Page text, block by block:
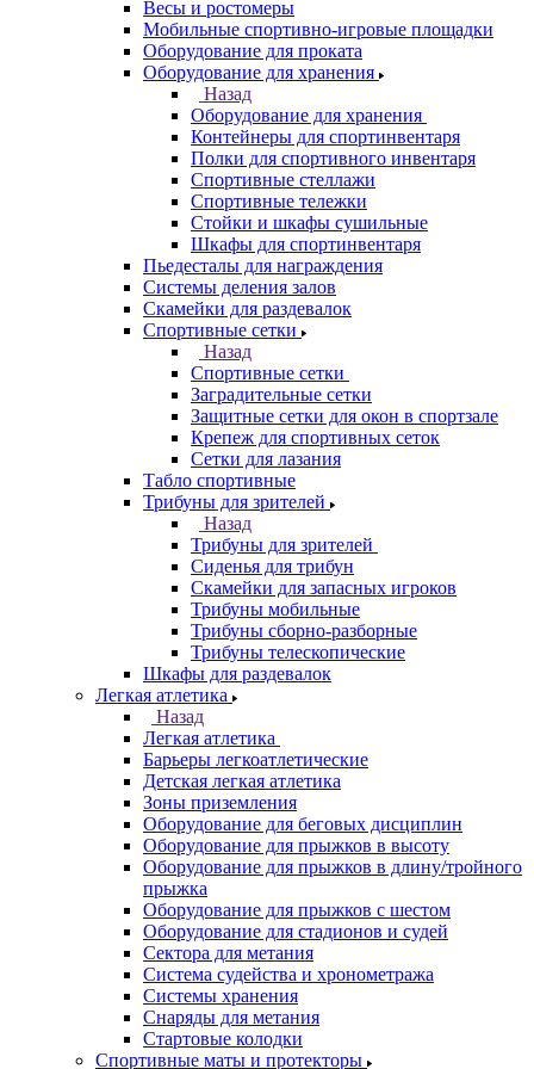
Весы и ростомеры
Мобильные спортивно-игровые площадки
Оборудование для проката
Оборудование для хранения
Назад
Оборудование для хранения
Контейнеры для спортинвентаря
Полки для спортивного инвентаря
Спортивные стеллажи
Спортивные тележки
Стойки и шкафы сушильные
Шкафы для спортинвентаря
Пьедесталы для награждения
Системы деления залов
Скамейки для раздевалок
Спортивные сетки
Назад
Спортивные сетки
Заградительные сетки
Защитные сетки для окон в спортзале
Крепеж для спортивных сеток
Сетки для лазания
Табло спортивные
Трибуны для зрителей
Назад
Трибуны для зрителей
Сиденья для трибун
Скамейки для запасных игроков
Трибуны мобильные
Трибуны сборно-разборные
Трибуны телескопические
Шкафы для раздевалок
Легкая атлетика
Назад
Легкая атлетика
Барьеры легкоатлетические
Детская легкая атлетика
Зоны приземления
Оборудование для беговых дисциплин
Оборудование для прыжков в высоту
Оборудование для прыжков в длину/тройного
прыжка
Оборудование для прыжков с шестом
Оборудование для стадионов и судей
Сектора для метания
Система судейства и хронометража
Системы хранения
Снаряды для метания
Стартовые колодки
Спортивные маты и протекторы